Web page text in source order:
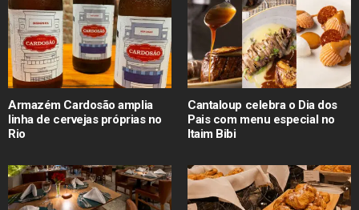
Armazém Cardosão amplia
linha de cervejas próprias no
Rio
Cantaloup celebra o Dia dos
Pais com menu especial no
Itaim Bibi